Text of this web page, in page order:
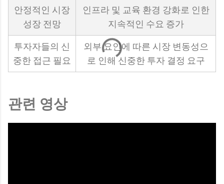
안정적인 시장
성장 전망
인프라 및 교육 환경 강화로 인한
지속적인 수요 증가
투자자들의 신
중한 접근 필요
외부 요인에 따른 시장 변동성으
로 인해 신중한 투자 결정 요구
관련 영상